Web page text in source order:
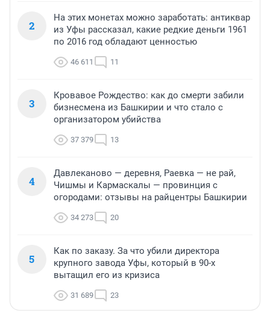
2
На этих монетах можно заработать: антиквар
из Уфы рассказал, какие редкие деньги 1961
по 2016 год обладают ценностью
46 611 11
3
Кровавое Рождество: как до смерти забили
бизнесмена из Башкирии и что стало с
организатором убийства
37 379 13
4
Давлеканово — деревня, Раевка — не рай,
Чишмы и Кармаскалы — провинция с
огородами: отзывы на райцентры Башкирии
34 273 20
5
Как по заказу. За что убили директора
крупного завода Уфы, который в 90-х
вытащил его из кризиса
31 689 23